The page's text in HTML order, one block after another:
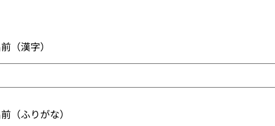
（漢字）
（ふりがな）